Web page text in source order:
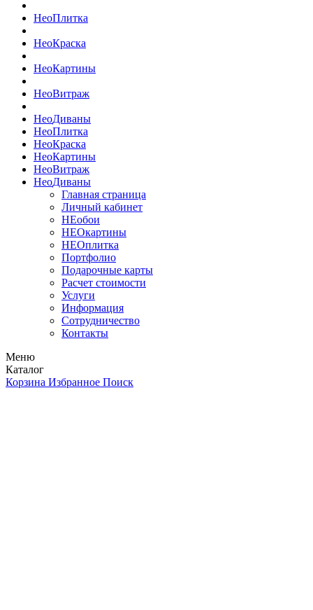
НеоПлитка
НеоКраска
НеоКартины
НеоВитраж
НеоДиваны
НеоПлитка
НеоКраска
НеоКартины
НеоВитраж
НеоДиваны
Главная страница
Личный кабинет
НЕобои
НЕОкартины
НЕОплитка
Портфолио
Подарочные карты
Расчет стоимости
Услуги
Информация
Сотрудничество
Контакты
Меню
Каталог
Корзина Избранное Поиск